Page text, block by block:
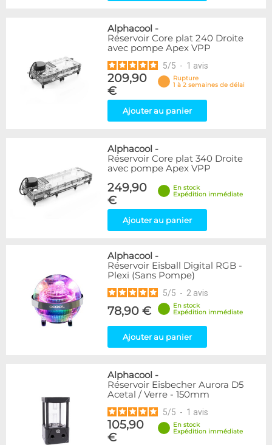
Alphacool -
Réservoir Core plat 240 Droite
avec pompe Apex VPP
5/5 - 1 avis
209,90
€
Rupture
1 à 2 semaines de délai
Ajouter au panier
Alphacool -
Réservoir Core plat 340 Droite
avec pompe Apex VPP
249,90
€
En stock
Expédition immédiate
Ajouter au panier
Alphacool -
Réservoir Eisball Digital RGB -
Plexi (Sans Pompe)
5/5 - 2 avis
78,90 €
En stock
Expédition immédiate
Ajouter au panier
Alphacool -
Réservoir Eisbecher Aurora D5
Acetal / Verre - 150mm
5/5 - 1 avis
105,90
€
En stock
Expédition immédiate